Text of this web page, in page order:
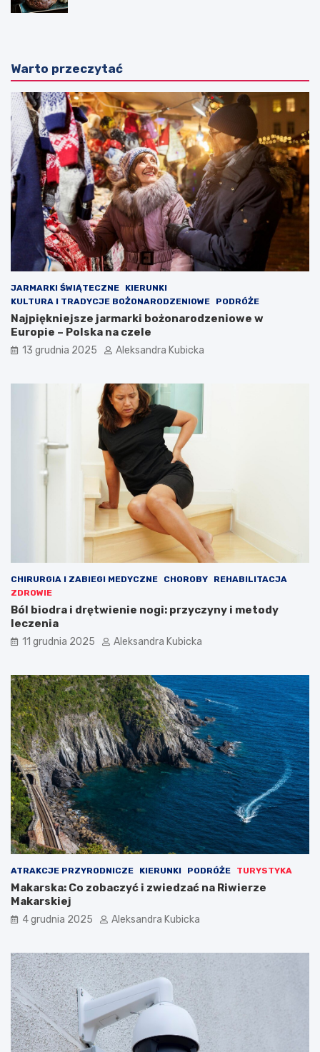
Warto przeczytać
JARMARKI ŚWIĄTECZNE
KIERUNKI
KULTURA I TRADYCJE BOŻONARODZENIOWE
PODRÓŻE
Najpiękniejsze jarmarki bożonarodzeniowe w
Europie – Polska na czele
13 grudnia 2025 Aleksandra Kubicka
CHIRURGIA I ZABIEGI MEDYCZNE CHOROBY
REHABILITACJA
ZDROWIE
Ból biodra i drętwienie nogi: przyczyny i metody
leczenia
11 grudnia 2025 Aleksandra Kubicka
ATRAKCJE PRZYRODNICZE KIERUNKI PODRÓŻE TURYSTYKA
Makarska: Co zobaczyć i zwiedzać na Riwierze
Makarskiej
4 grudnia 2025 Aleksandra Kubicka